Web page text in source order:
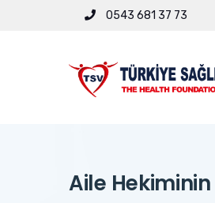
0543 681 37 73
Aile